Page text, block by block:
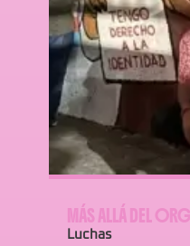
MÁS ALLÁ DEL
Luchas